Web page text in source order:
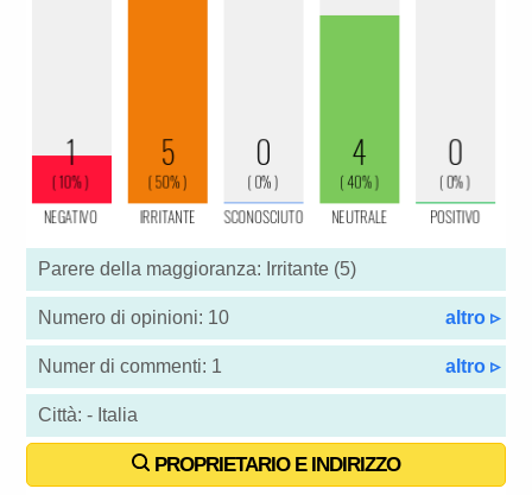
Parere della maggioranza: Irritante (5)
Numero di opinioni: 10 altro ▹
Numer di commenti: 1 altro ▹
Città: - Italia
PROPRIETARIO E INDIRIZZO